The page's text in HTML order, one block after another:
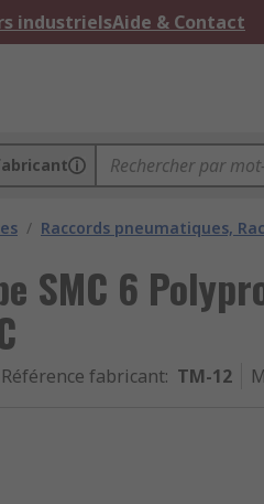
industrielsAide & Contact
/ Raccords pneumatiques,
SMC 6
Référence fabricant: TM-12